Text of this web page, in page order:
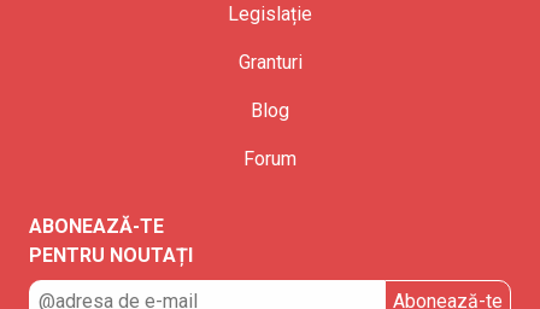
Legislație
Granturi
Blog
Forum
ABONEAZĂ-TE
PENTRU NOUTAȚI